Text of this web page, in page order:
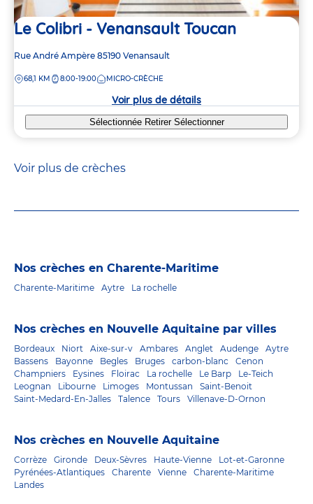
Le Colibri - Venansault Toucan
Adresse
la
Rue André Ampère 85190 Venansault
DISTANCE
68,1 KM 8:00-19:00 MICRO-CRÈCHE
Voir plus de détails
Sélectionnée Retirer Sélectionner
Voir plus de crèches
Nos crèches en Charente-Maritime
Charente-Maritime Aytre La rochelle
Nos crèches en Nouvelle Aquitaine par villes
Bordeaux Niort Aixe-sur-v Ambares Anglet Audenge
Aytre
Bassens
Bayonne Begles Bruges carbon-blanc
Cenon
Champniers
Eysines Floirac La rochelle Le Barp
Le-Teich
Leognan
Libourne Limoges Montussan
Saint-Benoit
Saint-Medard-En-Jalles
Talence Tours Villenave-D-Ornon
Nos crèches en Nouvelle Aquitaine
Corrèze Gironde Deux-Sèvres Haute-Vienne
Lot-et-Garonne
Pyrénées-Atlantiques
Charente Vienne
Charente-Maritime
Landes